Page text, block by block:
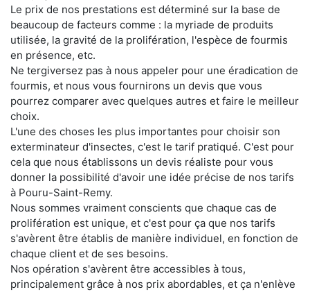
Le prix de nos prestations est déterminé sur la base de
beaucoup de facteurs comme : la myriade de produits
utilisée, la gravité de la prolifération, l'espèce de fourmis
en présence, etc.
Ne tergiversez pas à nous appeler pour une éradication de
fourmis, et nous vous fournirons un devis que vous
pourrez comparer avec quelques autres et faire le meilleur
choix.
L'une des choses les plus importantes pour choisir son
exterminateur d'insectes, c'est le tarif pratiqué. C'est pour
cela que nous établissons un devis réaliste pour vous
donner la possibilité d'avoir une idée précise de nos tarifs
à Pouru-Saint-Remy.
Nous sommes vraiment conscients que chaque cas de
prolifération est unique, et c'est pour ça que nos tarifs
s'avèrent être établis de manière individuel, en fonction de
chaque client et de ses besoins.
Nos opération s'avèrent être accessibles à tous,
principalement grâce à nos prix abordables, et ça n'enlève